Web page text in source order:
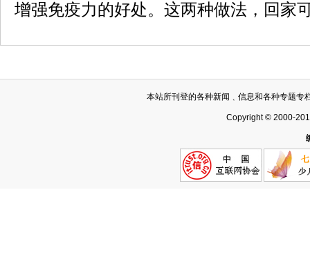
增强免疫力的好处。这两种做法，回家
本站所刊登的各种新闻﹑信息和各种专题专
Copyright © 2000-